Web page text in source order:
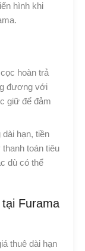
hình khi
hoàn trả
đương với
giữ để đảm
hạn, tiền
toán tiêu
dù có thể
Furama
thuê dài hạn